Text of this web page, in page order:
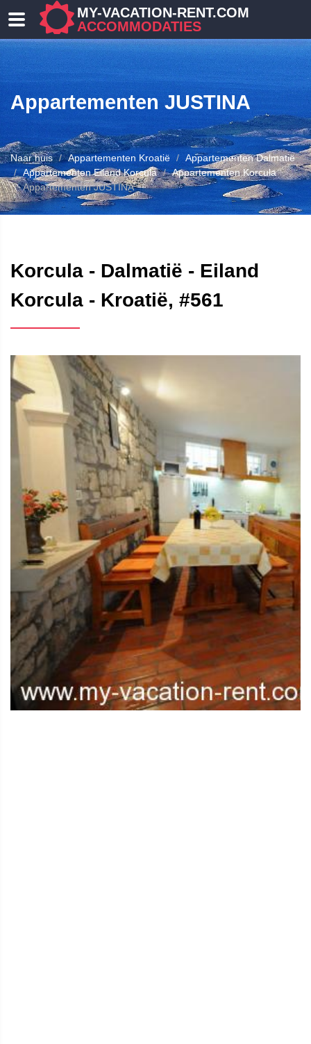
MY-VACATION-RENT.COM
ACCOMMODATIES
Appartementen JUSTINA
Naar huis Appartementen Kroatië
Appartementen Dalmatië
Appartementen Eiland Korcula
Appartementen Korcula
Appartementen JUSTINA
Korcula - Dalmatië - Eiland
Korcula - Kroatië, #561